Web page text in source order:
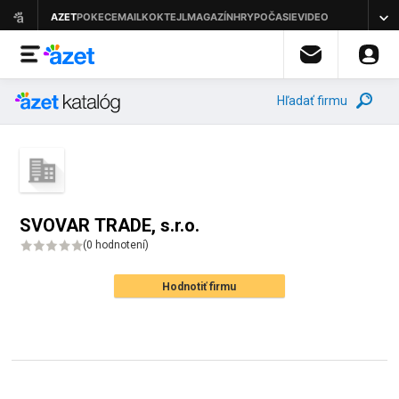
Hľadať firmu
SVOVAR TRADE, s.r.o.
(0 hodnotení)
Hodnotiť firmu